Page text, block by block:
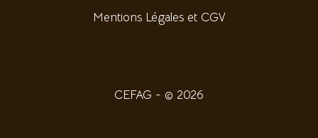
Mentions Légales et CGV
CEFAG - © 2026